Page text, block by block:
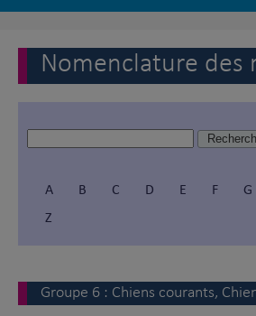
Nomenclature des
A B C D E F G
Z
Groupe 6 : Chiens courants,